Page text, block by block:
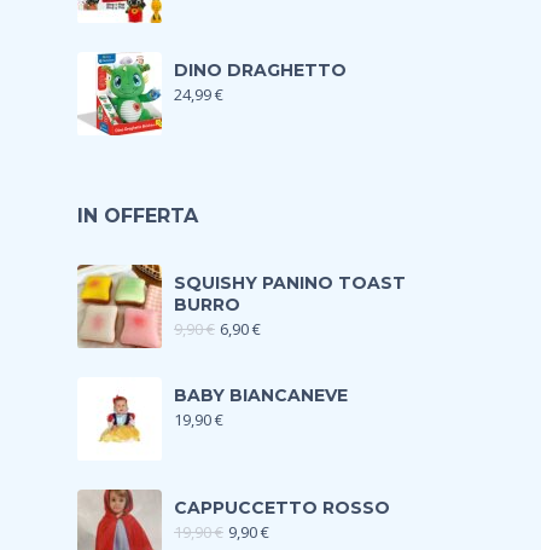
DINO DRAGHETTO
24,99€
IN OFFERTA
SQUISHY PANINO TOAST
BURRO
9,90€ 6,90€
BABY BIANCANEVE
19,90€
CAPPUCCETTO ROSSO
19,90€ 9,90€